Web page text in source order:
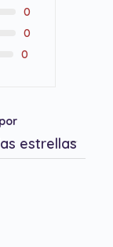
0
0
0